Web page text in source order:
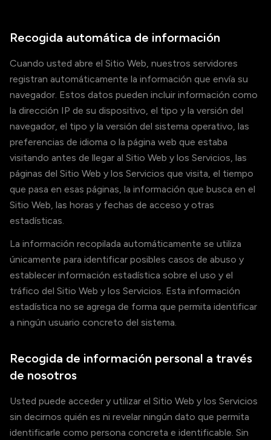
Recogida automática de información
Cuando usted abre el Sitio Web, nuestros servidores
registran automáticamente la información que envía su
navegador. Estos datos pueden incluir información como
la dirección IP de su dispositivo, el tipo y la versión del
navegador, el tipo y la versión del sistema operativo, las
preferencias de idioma o la página web que estaba
visitando antes de llegar al Sitio Web y los Servicios, las
páginas del Sitio Web y los Servicios que visita, el tiempo
que pasa en esas páginas, la información que busca en el
Sitio Web, las horas y fechas de acceso y otras
estadísticas.
La información recopilada automáticamente se utiliza
únicamente para identificar posibles casos de abuso y
establecer información estadística sobre el uso y el
tráfico del Sitio Web y los Servicios. Esta información
estadística no se agrega de forma que permita identificar
a ningún usuario concreto del sistema.
Recogida de información personal a través
de nosotros
Usted puede acceder y utilizar el Sitio Web y los Servicios
sin decirnos quién es ni revelar ningún dato que permita
identificarle como persona concreta e identificable. Sin